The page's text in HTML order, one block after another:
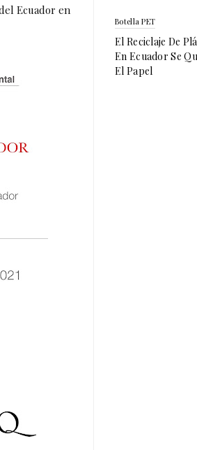
Ecuador en
Botella PET
El Reciclaje De
En Ecuador Se
El Papel